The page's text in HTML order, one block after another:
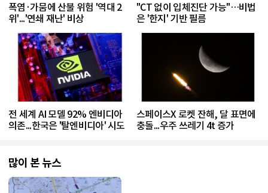
폭염·가뭄에 산불 위험 '역대 2
위'...'연쇄 재난' 비상
"CT 없이 입체진단 가능"…비법
은 '한지' 기반 필름
전 세계 AI 모델 92% 엔비디아
의존...한국은 '탈엔비디아' 시도
스페이스X 로켓 잔해, 달 표면에
충돌...우주 쓰레기 4t 증가
많이 본 뉴스